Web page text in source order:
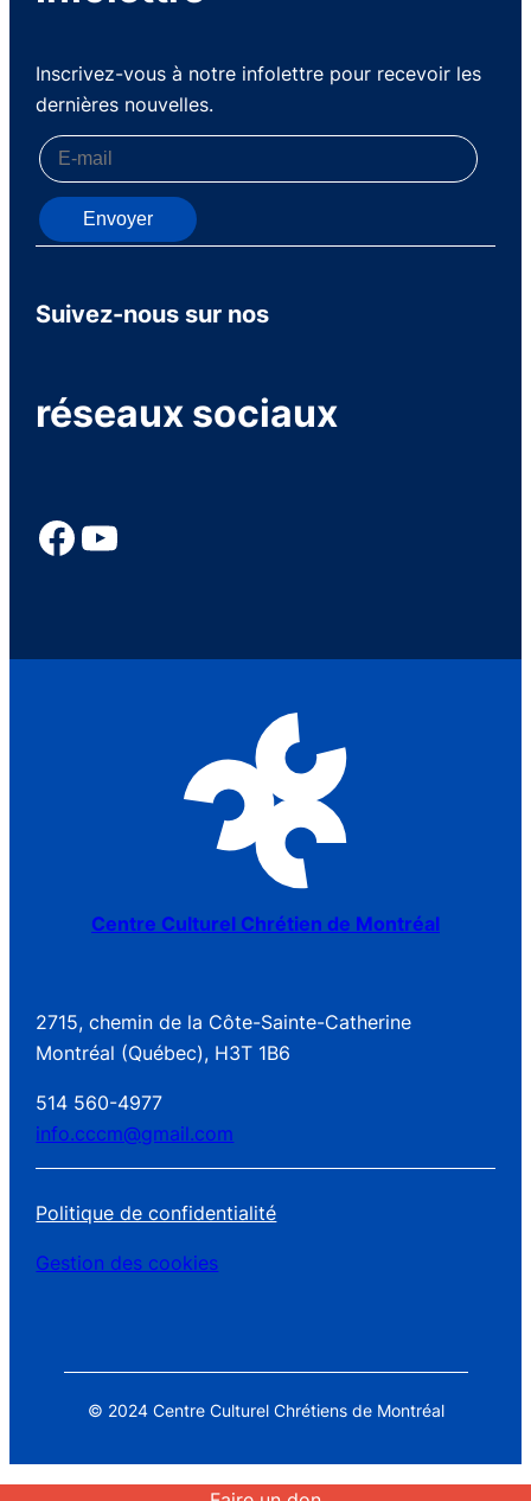
Inscrivez-vous à notre infolettre pour recevoir les
dernières nouvelles.
Envoyer
Suivez-nous sur nos
réseaux sociaux
Centre Culturel Chrétien de Montréal
2715, chemin de la Côte-Sainte-Catherine
Montréal (Québec), H3T 1B6
514 560-4977
info.cccm@gmail.com
Politique de confidentialité
Gestion des cookies
© 2024 Centre Culturel Chrétiens de Montréal